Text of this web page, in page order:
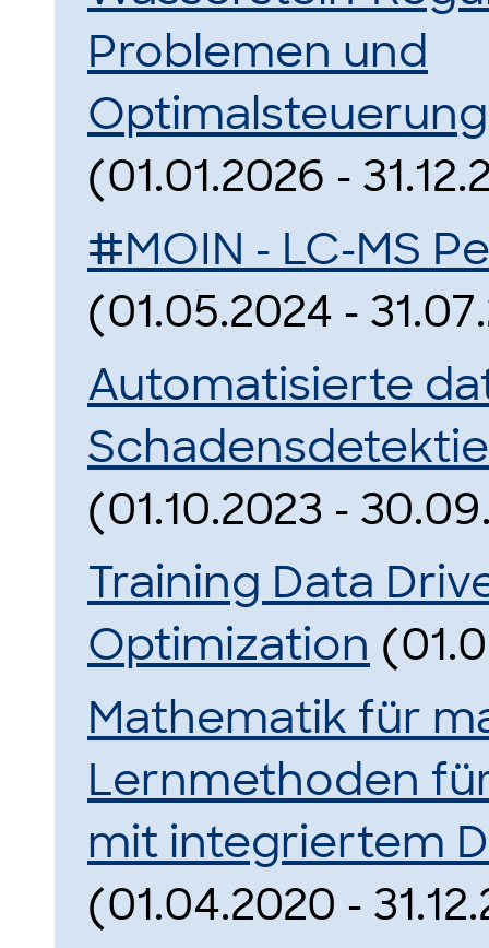
Problemen und
(01.01.2026 -
#MOIN - LC-MS
(01.05.2024 -
Automatisierte
(01.10.2023 -
Training Data
Optimization
Mathematik für
Lernmethoden
mit integriertem
(01.04.2020 -